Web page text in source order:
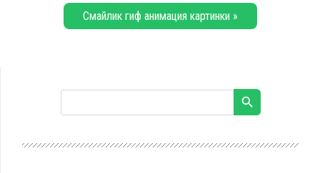
Смайлик гиф анимация картинки »